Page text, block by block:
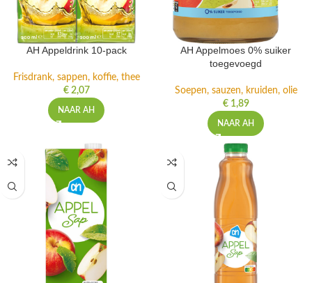
AH Appeldrink 10-pack
Frisdrank, sappen, koffie, thee
€2,07
NAAR AH
AH Appelmoes 0% suiker
toegevoegd
Soepen, sauzen, kruiden, olie
€1,89
NAAR AH